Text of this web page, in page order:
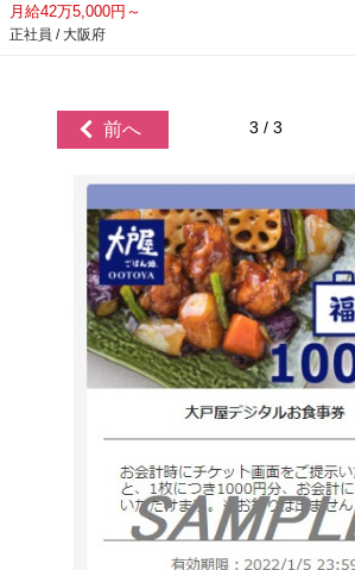
月給42万5,000円～
正社員 / 大阪府
前へ 3 / 3